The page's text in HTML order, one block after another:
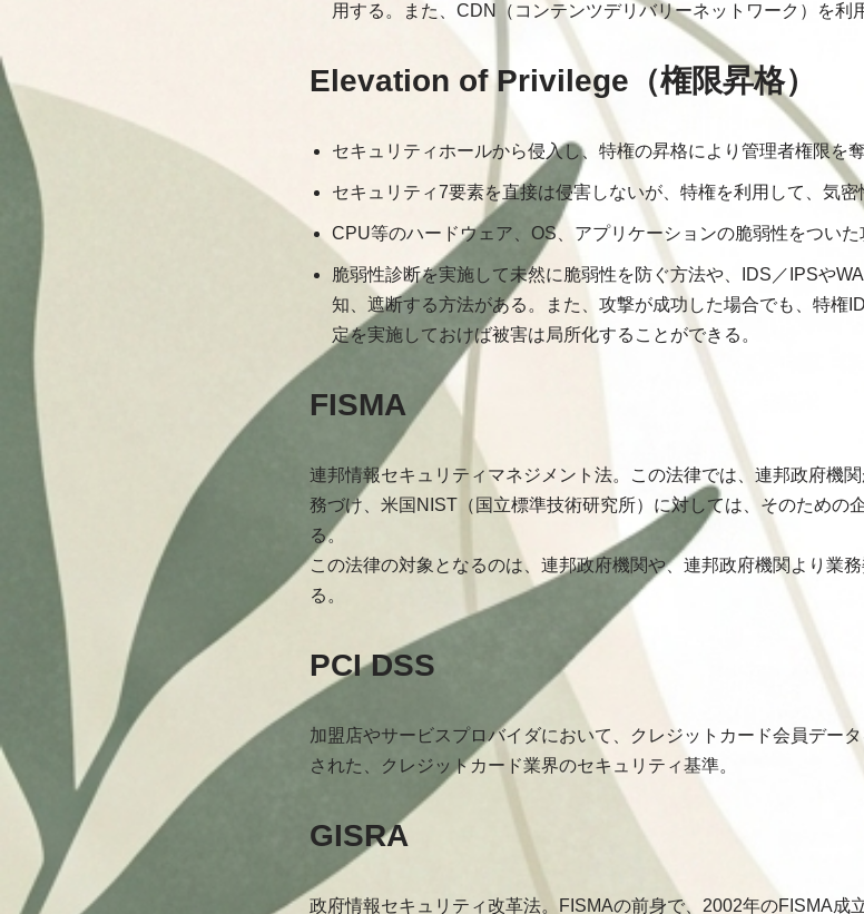
用する。また、CDN（コンテンツデリバリーネットワーク）を利
Elevation of Privilege（権限昇格）
セキュリティホールから侵入し、特権の昇格により管理者権限を
セキュリティ7要素を直接は侵害しないが、特権を利用して、気密
CPU等のハードウェア、OS、アプリケーションの脆弱性をついた
脆弱性診断を実施して未然に脆弱性を防ぐ方法や、IDS／IPSや
知、遮断する方法がある。また、攻撃が成功した場合でも、特権
定を実施しておけば被害は局所化することができる。
FISMA
連邦情報セキュリティマネジメント法。この法律では、連邦政府機
務づけ、米国NIST（国立標準技術研究所）に対しては、そのための
る。
この法律の対象となるのは、連邦政府機関や、連邦政府機関より業
る。
PCI DSS
加盟店やサービスプロバイダにおいて、クレジットカード会員デー
された、クレジットカード業界のセキュリティ基準。
GISRA
政府情報セキュリティ改革法。FISMAの前身で、2002年のFISMA成